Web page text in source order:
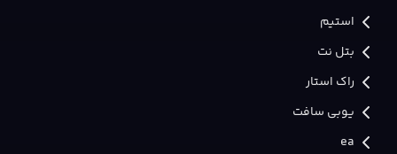
استیم
بتل نت
راک استار
یوبی سافت
ea